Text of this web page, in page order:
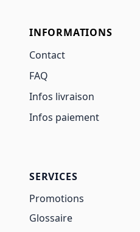
INFORMATIONS
Contact
FAQ
Infos livraison
Infos paiement
SERVICES
Promotions
Glossaire